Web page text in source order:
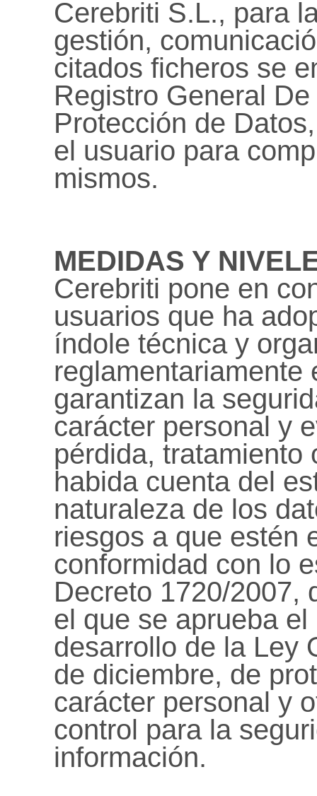
Cerebriti S.L., para
gestión,
citados ficheros se
Registro General
Protección de
el usuario para
mismos.
MEDIDAS Y
Cerebriti pone en
usuarios que ha
índole técnica y
reglamentariamente
garantizan la
carácter personal y
pérdida, tratamiento
habida cuenta del
naturaleza de los
riesgos a que estén
conformidad con lo
Decreto 1720/2007,
el que se aprueba
desarrollo de la Ley
de diciembre, de
carácter personal y
control para la
información.